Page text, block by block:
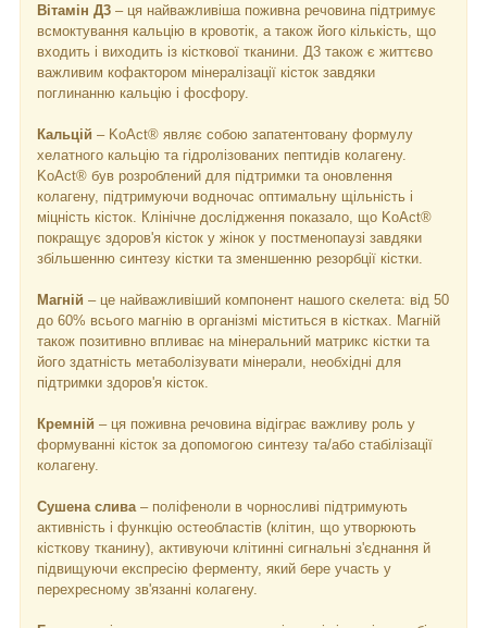
Вітамін Д3 – ця найважливіша поживна речовина підтримує
всмоктування кальцію в кровотік, а також його кількість, що
входить і виходить із кісткової тканини. Д3 також є життєво
важливим кофактором мінералізації кісток завдяки
поглинанню кальцію і фосфору.
Кальцій – KoAct® являє собою запатентовану формулу
хелатного кальцію та гідролізованих пептидів колагену.
KoAct® був розроблений для підтримки та оновлення
колагену, підтримуючи водночас оптимальну щільність і
міцність кісток. Клінічне дослідження показало, що KoAct®
покращує здоров'я кісток у жінок у постменопаузі завдяки
збільшенню синтезу кістки та зменшенню резорбції кістки.
Магній – це найважливіший компонент нашого скелета: від 50
до 60% всього магнію в організмі міститься в кістках. Магній
також позитивно впливає на мінеральний матрикс кістки та
його здатність метаболізувати мінерали, необхідні для
підтримки здоров'я кісток.
Кремній – ця поживна речовина відіграє важливу роль у
формуванні кісток за допомогою синтезу та/або стабілізації
колагену.
Сушена слива – поліфеноли в чорносливі підтримують
активність і функцію остеобластів (клітин, що утворюють
кісткову тканину), активуючи клітинні сигнальні з'єднання й
підвищуючи експресію ферменту, який бере участь у
перехресному зв'язанні колагену.